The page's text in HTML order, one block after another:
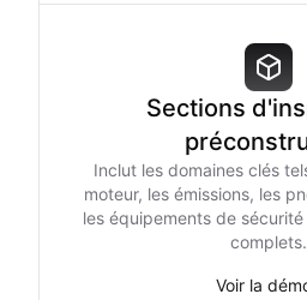
Sections
Inclut les domaines clés
moteur, les émissions, les
les équipements de
complets.
Voir la